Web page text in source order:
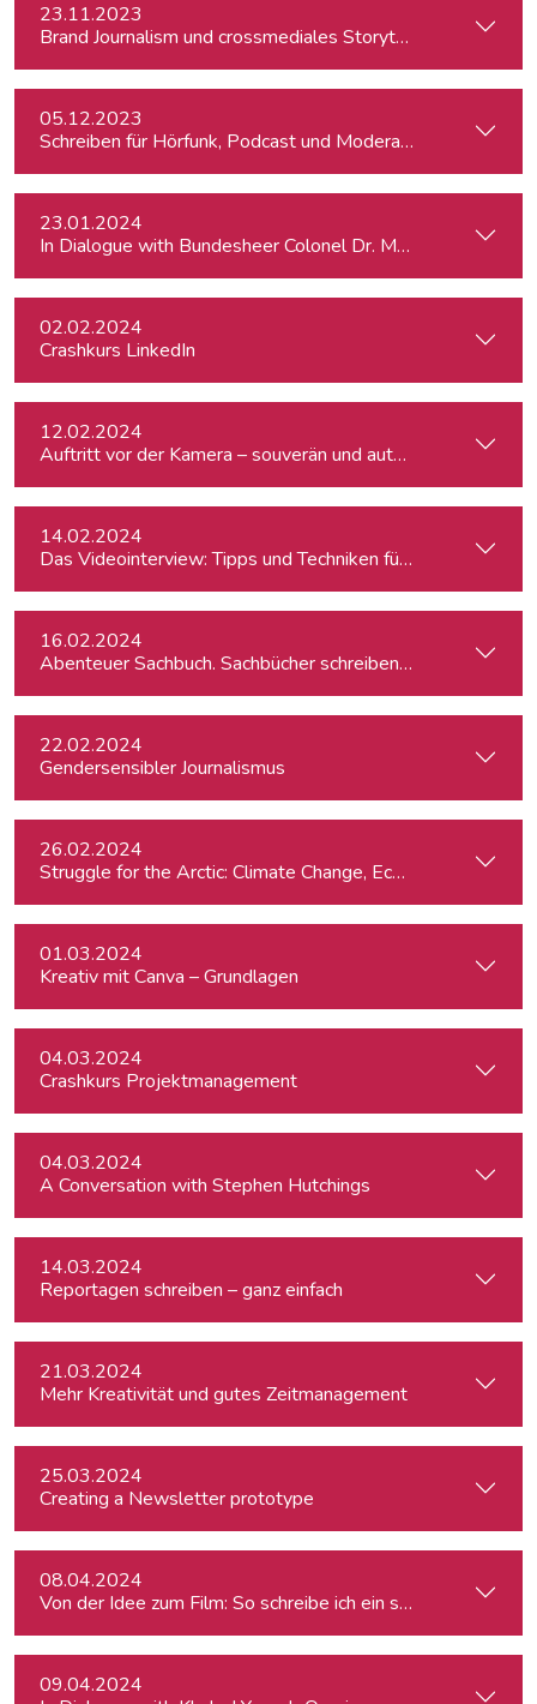
23.11.2023
Brand Journalism und crossmediales Storytelling
05.12.2023
Schreiben für Hörfunk, Podcast und Moderation
23.01.2024
In Dialogue with Bundesheer Colonel Dr. Markus Reisner
02.02.2024
Crashkurs LinkedIn
12.02.2024
Auftritt vor der Kamera – souverän und authentisch
14.02.2024
Das Videointerview: Tipps und Techniken für TV und Web
16.02.2024
Abenteuer Sachbuch. Sachbücher schreiben für
22.02.2024
Gendersensibler Journalismus
26.02.2024
01.03.2024
Kreativ mit Canva – Grundlagen
04.03.2024
Crashkurs Projektmanagement
04.03.2024
A Conversation with Stephen Hutchings
14.03.2024
Reportagen schreiben – ganz einfach
21.03.2024
Mehr Kreativität und gutes Zeitmanagement
25.03.2024
Creating a Newsletter prototype
08.04.2024
Von der Idee zum Film: So schreibe ich ein schlüssiges
09.04.2024